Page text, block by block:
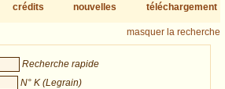
crédits nouvelles téléchargement
masquer la recherche
Recherche rapide
N° K (Legrain)